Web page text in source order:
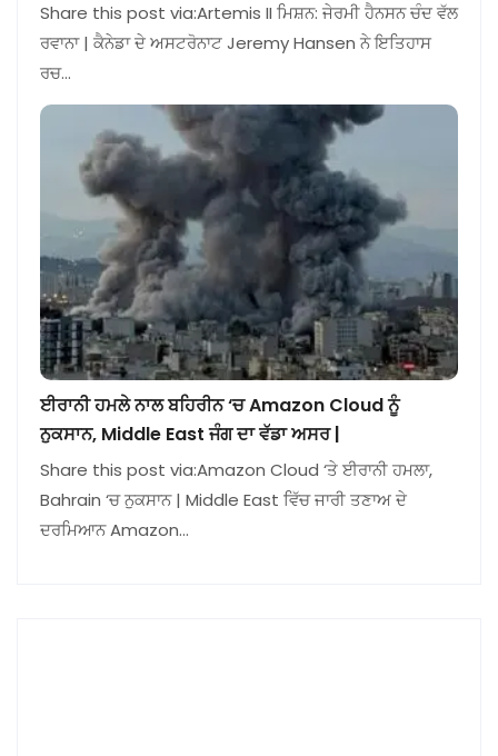
Share this post via:Artemis II ਮਿਸ਼ਨ: ਜੇਰਮੀ ਹੈਨਸਨ ਚੰਦ ਵੱਲ
ਰਵਾਨਾ | ਕੈਨੇਡਾ ਦੇ ਅਸਟਰੋਨਾਟ Jeremy Hansen ਨੇ ਇਤਿਹਾਸ
ਰਚ…
ਈਰਾਨੀ ਹਮਲੇ ਨਾਲ ਬਹਿਰੀਨ ‘ਚ Amazon Cloud ਨੂੰ
ਨੁਕਸਾਨ, Middle East ਜੰਗ ਦਾ ਵੱਡਾ ਅਸਰ |
Share this post via:Amazon Cloud ‘ਤੇ ਈਰਾਨੀ ਹਮਲਾ,
Bahrain ‘ਚ ਨੁਕਸਾਨ | Middle East ਵਿੱਚ ਜਾਰੀ ਤਣਾਅ ਦੇ
ਦਰਮਿਆਨ Amazon…